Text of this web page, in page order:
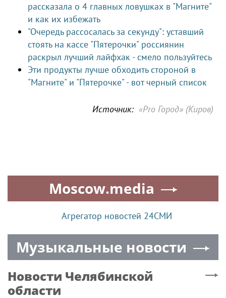
рассказала о 4 главных ловушках в "Магните"
и как их избежать
"Очередь рассосалась за секунду": уставший
стоять на кассе "Пятерочки" россиянин
раскрыл лучший лайфхак - смело пользуйтесь
Эти продукты лучше обходить стороной в
"Магните" и "Пятерочке" - вот черный список
Источник: «Pro Город» (Киров)
Moscow.media
Агрегатор новостей 24СМИ
Музыкальные новости
Новости Челябинской
области